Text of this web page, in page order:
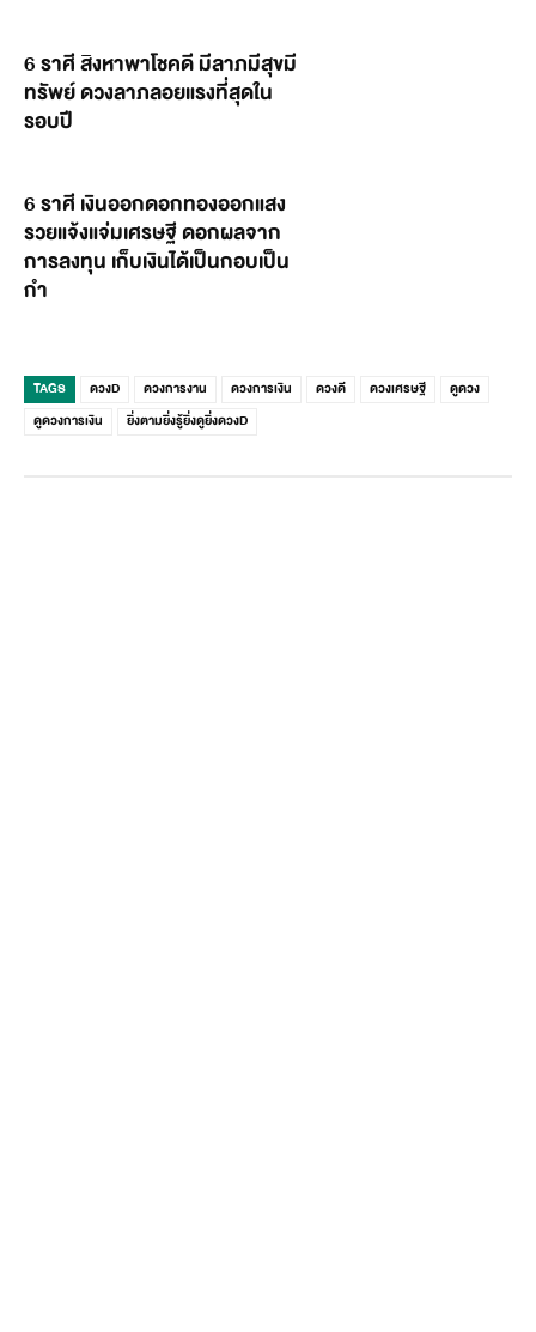
6 ราศี สิงหาพาโชคดี มีลาภมีสุขมี
ทรัพย์ ดวงลาภลอยแรงที่สุดใน
รอบปี
6 ราศี เงินออกดอกทองออกแสง
รวยแจ้งแจ่มเศรษฐี ดอกผลจาก
การลงทุน เก็บเงินได้เป็นกอบเป็น
กำ
TAGS ดวงD ดวงการงาน ดวงการเงิน ดวงดี ดวงเศรษฐี
ดูดวง
ดูดวงการเงิน
ยิ่งตามยิ่งรู้ยิ่งดูยิ่งดวงD